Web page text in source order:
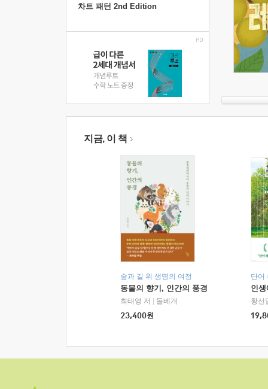
차트 패턴 2nd Edition
지금, 이 책
숲과 길 위 생명의 여정
동물의 향기, 인간의 풍경
최태영 저
돌베개
23,400원
단어
인
황선